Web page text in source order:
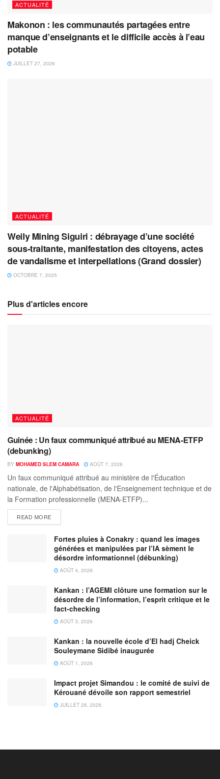
ACTUALITÉ
Makonon : les communautés partagées entre
manque d’enseignants et le difficile accès à l’eau
potable
JUILLET 27, 2026
ACTUALITÉ
Weily Mining Siguiri : débrayage d’une société
sous-traitante, manifestation des citoyens, actes
de vandalisme et interpellations (Grand dossier)
OCTOBRE 7, 2025
Plus d'articles encore
ACTUALITÉ
Guinée : Un faux communiqué attribué au MENA-ETFP
(debunking)
BY MOHAMED SLEM CAMARA AOÛT 7, 2026
Un faux communiqué attribué au ministère de l'Éducation
nationale, de l'Alphabétisation, de l'Enseignement technique et de
la Formation professionnelle (MENA-ETFP)...
READ MORE
Fortes pluies à Conakry : quand les images
générées et manipulées par l’IA sèment le
désordre informationnel (débunking)
AOÛT 4, 2026
Kankan : l’AGEMI clôture une formation sur le
désordre de l’information, l’esprit critique et le
fact-checking
AOÛT 3, 2026
Kankan : la nouvelle école d’El hadj Cheick
Souleymane Sidibé inaugurée
AOÛT 1, 2026
Impact projet Simandou : le comité de suivi de
Kérouané dévoile son rapport semestriel
JUILLET 28, 2026